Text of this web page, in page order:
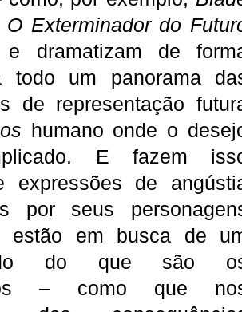
O Exterminador do
dramatizam de
todo um panorama
de representação
humano onde o
E fazem
expressões de
por seus
estão em busca de
do que são
– como que